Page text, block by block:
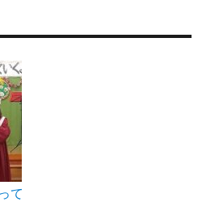
て